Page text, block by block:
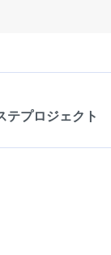
テプロジェクト